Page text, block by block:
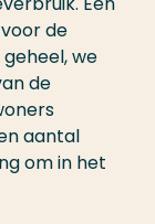
de
we
de
aantal
om in het